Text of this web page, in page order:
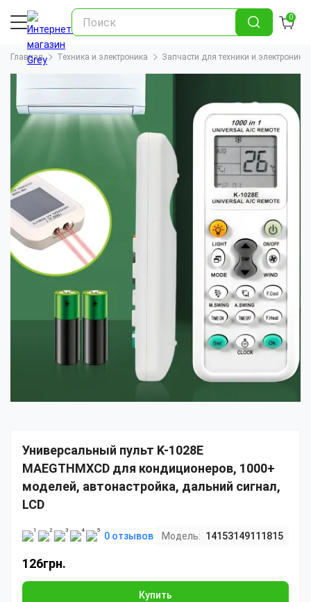
0
Главная Техника и электроника Запчасти для техники и электроники
Универсальный пульт K-1028E
MAEGTHMXCD для кондиционеров, 1000+
моделей, автонастройка, дальний сигнал,
LCD
0 отзывов Модель: 14153149111815
126грн.
Купить